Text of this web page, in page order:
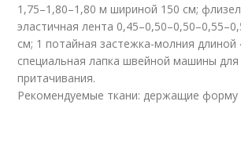
1,75–1,80–1,80 м шириной 150 см;
эластичная лента
см; 1 потайная застежка-молния длиной
специальная лапка швейной машины для
притачивания.
Рекомендуемые ткани: держащие форму